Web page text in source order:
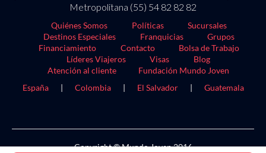
Metropolitana (55) 54 82 82 82
Quiénes Somos Políticas
Sucursales
Destinos Especiales
Franquicias
Grupos
Financiamiento
Contacto
Bolsa de Trabajo
Líderes Viajeros
Visas
Blog
Atención al cliente
Fundación Mundo Joven
España
| Colombia | El Salvador | Guatemala
Copyright © Mundo Joven 2016